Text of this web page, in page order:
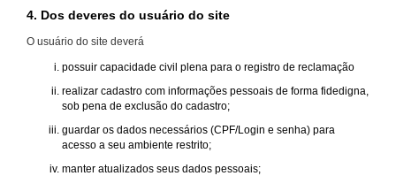
4. Dos deveres do usuário do site
O usuário do site deverá
possuir capacidade civil plena para o registro de reclamação
realizar cadastro com informações pessoais de forma fidedigna,
sob pena de exclusão do cadastro;
guardar os dados necessários (CPF/Login e senha) para
acesso a seu ambiente restrito;
manter atualizados seus dados pessoais;